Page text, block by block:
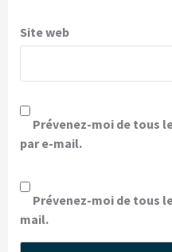
Site web
Prévenez-moi de tous
par e-mail.
Prévenez-moi de tous
mail.